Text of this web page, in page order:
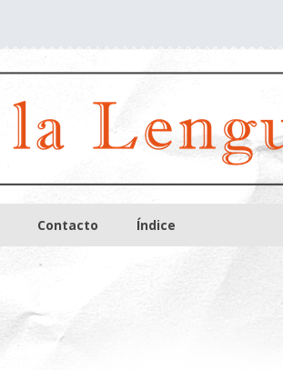
Contacto Índice